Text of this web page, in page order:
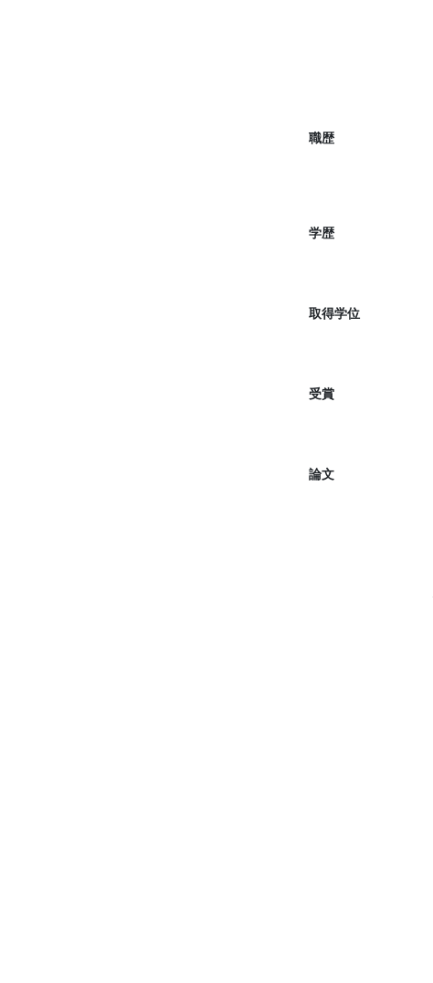
職歴
学歴
取得学位
受賞
論文